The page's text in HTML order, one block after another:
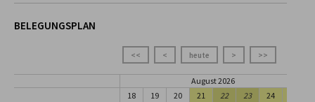
BELEGUNGSPLAN
<< < heute > >>
August 2026
18
19 20 21 22 23 24